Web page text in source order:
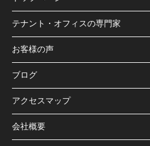
テナント・オフィスの専門家
お客様の声
ブログ
アクセスマップ
会社概要